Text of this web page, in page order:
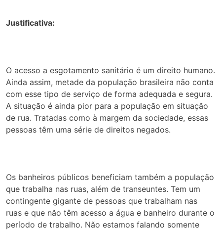
Justificativa:
O acesso a esgotamento sanitário é um direito humano.
Ainda assim, metade da população brasileira não conta
com esse tipo de serviço de forma adequada e segura.
A situação é ainda pior para a população em situação
de rua. Tratadas como à margem da sociedade, essas
pessoas têm uma série de direitos negados.
Os banheiros públicos beneficiam também a população
que trabalha nas ruas, além de transeuntes. Tem um
contingente gigante de pessoas que trabalham nas
ruas e que não têm acesso a água e banheiro durante o
período de trabalho. Não estamos falando somente